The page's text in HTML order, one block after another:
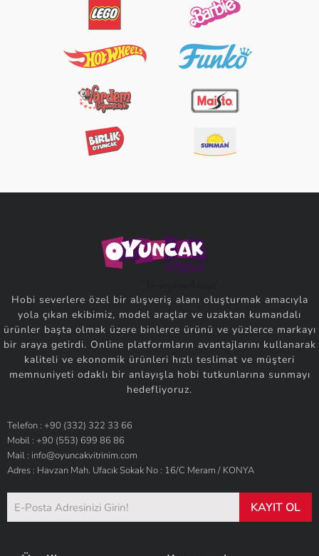
Hobi severlere özel bir alışveriş alanı oluşturmak amacıyla
yola çıkan ekibimiz, model araçlar ve uzaktan kumandalı
ürünler başta olmak üzere binlerce ürünü ve yüzlerce markayı
bir araya getirdi. Online platformların avantajlarını kullanarak
kaliteli ve ekonomik ürünleri hızlı teslimat ve müşteri
memnuniyeti odaklı bir anlayışla hobi tutkunlarına sunmayı
hedefliyoruz.
Telefon : +90 (332) 322 33 66
Mobil : +90 (553) 699 86 86
Mail : info@oyuncakvitrinim.com
Adres : Havzan Mah. Ufacık Sokak No : 16/C Meram / KONYA
KAYIT OL